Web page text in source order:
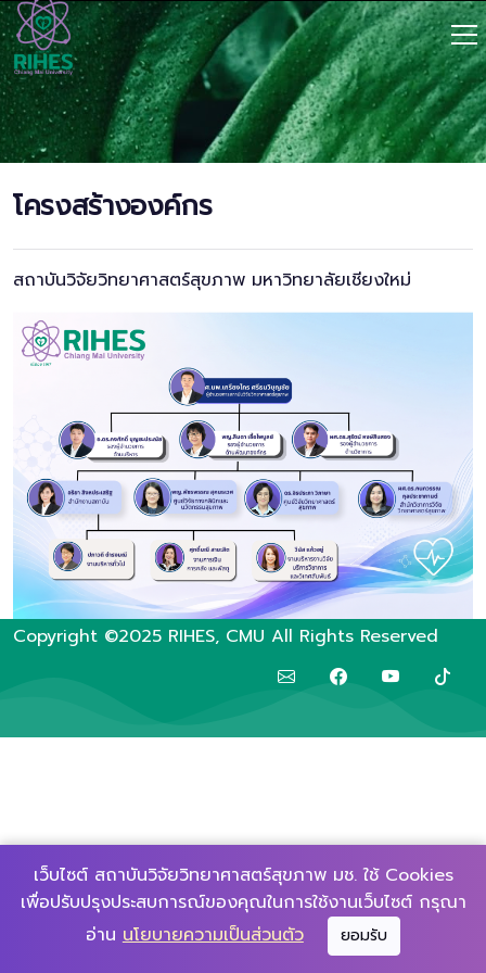
โครงสร้างองค์กร
สถาบันวิจัยวิทยาศาสตร์สุขภาพ มหาวิทยาลัยเชียงใหม่
เว็บไซต์ สถาบันวิจัยวิทยาศาสตร์สุขภาพ มช. ใช้ Cookies
เพื่อปรับปรุงประสบการณ์ของคุณในการใช้งานเว็บไซต์ กรุณา
อ่านนโยบายความเป็นส่วนตัว ยอมรับ
▲
Copyright ©2025 RIHES, CMU All Rights Reserved